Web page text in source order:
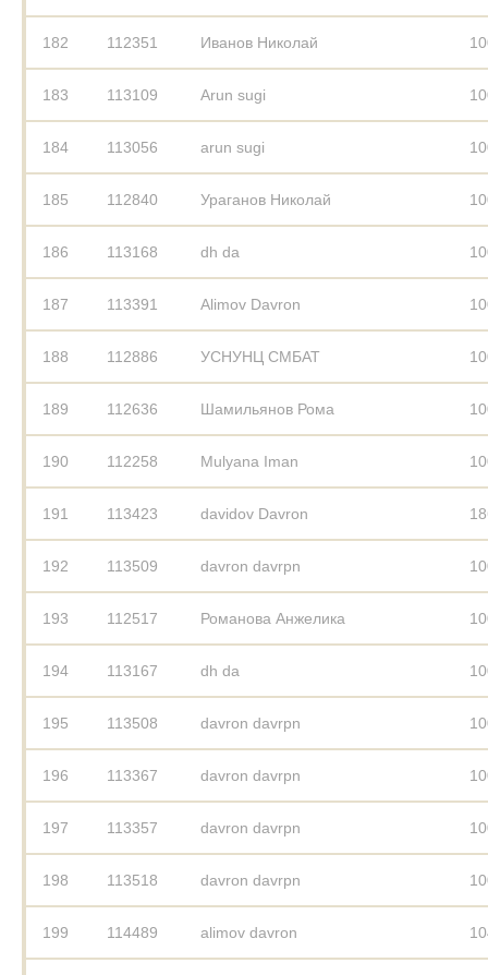
182 112351 Иванов Николай
183 113109 Arun sugi
184 113056 arun sugi
185 112840 Ураганов Николай
186 113168 dh da
187 113391 Alimov Davron
188 112886 УСНУНЦ СМБАТ
189 112636 Шамильянов Рома
190 112258 Mulyana Iman
191 113423 davidov Davron
192 113509 davron davrpn
193 112517 Романова Анжелика
194 113167 dh da
195 113508 davron davrpn
196 113367 davron davrpn
197 113357 davron davrpn
198 113518 davron davrpn
199 114489 alimov davron